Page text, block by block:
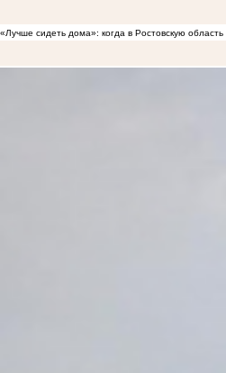
«Лучше сидеть дома»: когда в Ростовскую